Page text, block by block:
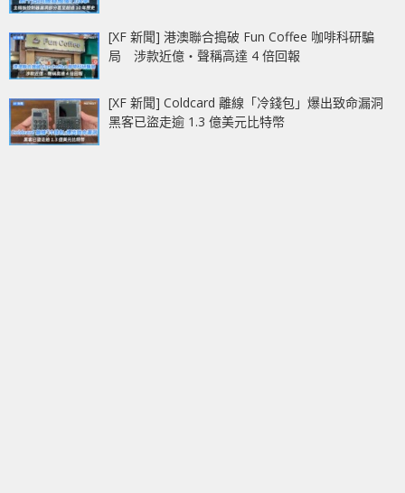
[XF 新聞] 港澳聯合搗破 Fun Coffee 咖啡科研騙
局 涉款近億‧聲稱高達 4 倍回報
[XF 新聞] Coldcard 離線「冷錢包」爆出致命漏洞
黑客已盜走逾 1.3 億美元比特幣